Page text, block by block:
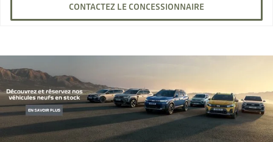
CONTACTEZ LE CONCESSIONNAIRE